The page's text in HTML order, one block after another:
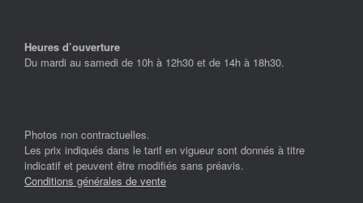
Heures d’ouverture
Du mardi au samedi de 10h à 12h30 et de 14h à 18h30.
Photos non contractuelles.
Les prix indiqués dans le tarif en vigueur sont donnés à titre
indicatif et peuvent être modifiés sans préavis.
Conditions générales de vente